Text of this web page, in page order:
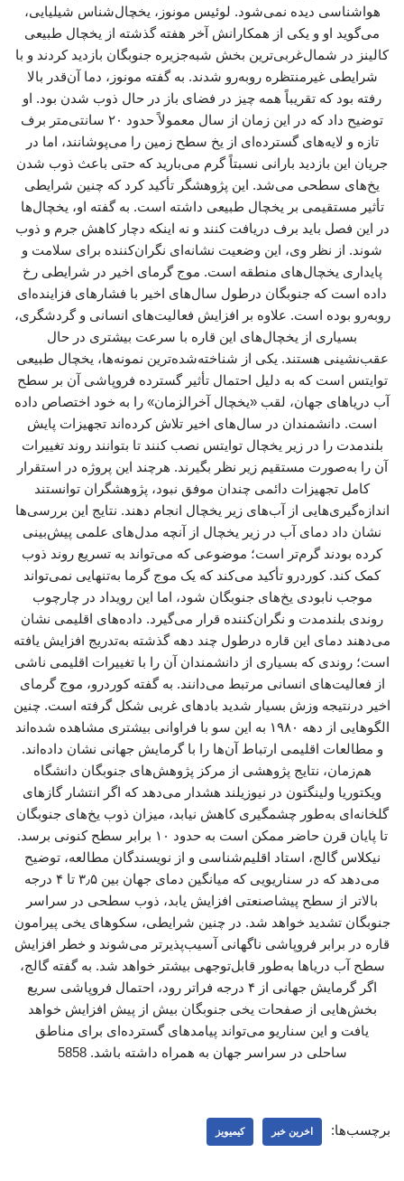
هواشناسی دیده نمی‌شود. لوئیس مونوز، یخچال‌شناس شیلیایی،
می‌گوید او و یکی از همکارانش آخر هفته گذشته از یخچال طبیعی
کالینز در شمال‌غربی‌ترین بخش شبه‌جزیره جنوبگان بازدید کردند و با
شرایطی غیرمنتظره روبه‌رو شدند. به گفته مونوز، دما آن‌قدر بالا
رفته بود که تقریباً همه چیز در فضای باز در حال ذوب شدن بود. او
توضیح داد که در این زمان از سال معمولاً حدود ۲۰ سانتی‌متر برف
تازه و لایه‌های گسترده‌ای از یخ سطح زمین را می‌پوشانند، اما در
جریان این بازدید بارانی نسبتاً گرم می‌بارید که حتی باعث ذوب شدن
یخ‌های سطحی می‌شد. این پژوهشگر تأکید کرد که چنین شرایطی
تأثیر مستقیمی بر یخچال طبیعی داشته است. به گفته او، یخچال‌ها
در این فصل باید برف دریافت کنند و نه اینکه دچار کاهش جرم و ذوب
شوند. از نظر وی، این وضعیت نشانه‌ای نگران‌کننده برای سلامت و
پایداری یخچال‌های منطقه است. موج گرمای اخیر در شرایطی رخ
داده است که جنوبگان درطول سال‌های اخیر با فشارهای فزاینده‌ای
روبه‌رو بوده است. علاوه بر افزایش فعالیت‌های انسانی و گردشگری،
بسیاری از یخچال‌های این قاره با سرعت بیشتری در حال
عقب‌نشینی هستند. یکی از شناخته‌شده‌ترین نمونه‌ها، یخچال طبیعی
توایتس است که به دلیل احتمال تأثیر گسترده فروپاشی آن بر سطح
آب دریاهای جهان، لقب «یخچال آخرالزمان» را به خود اختصاص داده
است. دانشمندان در سال‌های اخیر تلاش کرده‌اند تجهیزات پایش
بلندمدت را در زیر یخچال توایتس نصب کنند تا بتوانند روند تغییرات
آن را به‌صورت مستقیم زیر نظر بگیرند. هرچند این پروژه در استقرار
کامل تجهیزات دائمی چندان موفق نبود، پژوهشگران توانستند
اندازه‌گیری‌هایی از آب‌های زیر یخچال انجام دهند. نتایج این بررسی‌ها
نشان داد دمای آب در زیر یخچال از آنچه مدل‌های علمی پیش‌بینی
کرده بودند گرم‌تر است؛ موضوعی که می‌تواند به تسریع روند ذوب
کمک کند. کوردرو تأکید می‌کند که یک موج گرما به‌تنهایی نمی‌تواند
موجب نابودی یخ‌های جنوبگان شود، اما این رویداد در چارچوب
روندی بلندمدت و نگران‌کننده قرار می‌گیرد. داده‌های اقلیمی نشان
می‌دهند دمای این قاره درطول چند دهه گذشته به‌تدریج افزایش یافته
است؛ روندی که بسیاری از دانشمندان آن را با تغییرات اقلیمی ناشی
از فعالیت‌های انسانی مرتبط می‌دانند. به گفته کوردرو، موج گرمای
اخیر درنتیجه وزش بسیار شدید بادهای غربی شکل گرفته است. چنین
الگوهایی از دهه ۱۹۸۰ به این سو با فراوانی بیشتری مشاهده شده‌اند
و مطالعات اقلیمی ارتباط آن‌ها را با گرمایش جهانی نشان داده‌اند.
هم‌زمان، نتایج پژوهشی از مرکز پژوهش‌های جنوبگان دانشگاه
ویکتوریا ولینگتون در نیوزیلند هشدار می‌دهد که اگر انتشار گازهای
گلخانه‌ای به‌طور چشمگیری کاهش نیابد، میزان ذوب یخ‌های جنوبگان
تا پایان قرن حاضر ممکن است به حدود ۱۰ برابر سطح کنونی برسد.
نیکلاس گالج، استاد اقلیم‌شناسی و از نویسندگان مطالعه، توضیح
می‌دهد که در سناریویی که میانگین دمای جهان بین ۳٫۵ تا ۴ درجه
بالاتر از سطح پیشاصنعتی افزایش یابد، ذوب سطحی در سراسر
جنوبگان تشدید خواهد شد. در چنین شرایطی، سکوهای یخی پیرامون
قاره در برابر فروپاشی ناگهانی آسیب‌پذیرتر می‌شوند و خطر افزایش
سطح آب دریاها به‌طور قابل‌توجهی بیشتر خواهد شد. به گفته گالج،
اگر گرمایش جهانی از ۴ درجه فراتر رود، احتمال فروپاشی سریع
بخش‌هایی از صفحات یخی جنوبگان بیش از پیش افزایش خواهد
یافت و این سناریو می‌تواند پیامدهای گسترده‌ای برای مناطق
ساحلی در سراسر جهان به همراه داشته باشد. 5858
برچسب‌ها: اخرین خبر کیمیویز